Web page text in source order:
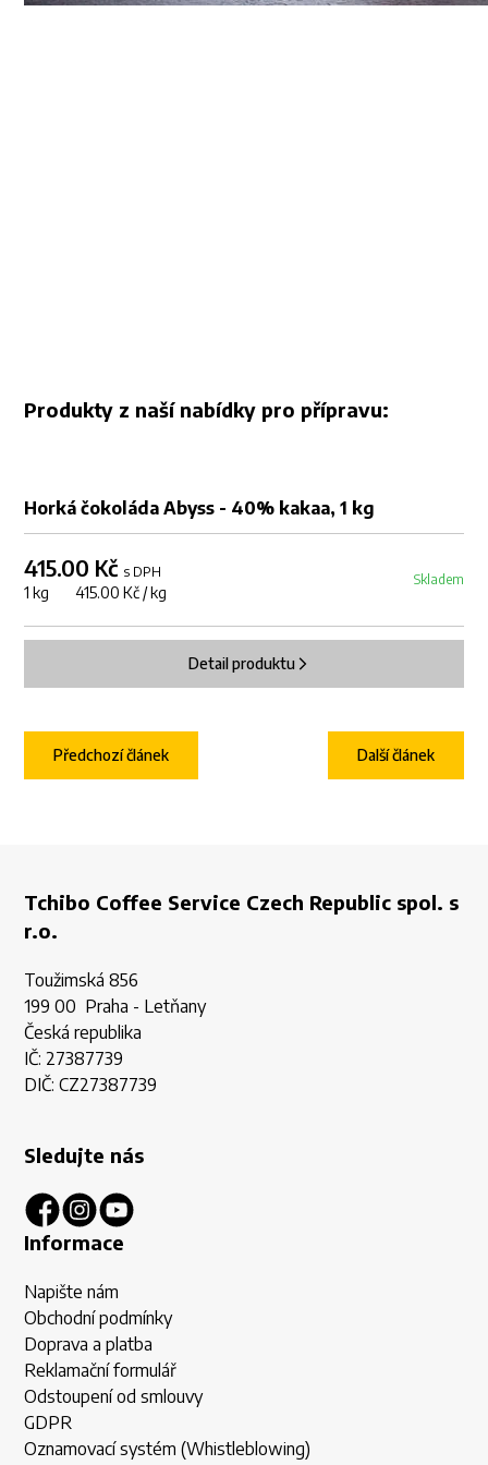
Produkty z naší nabídky pro přípravu:
Horká čokoláda Abyss - 40% kakaa, 1 kg
415.00 Kč s DPH
1 kg 415.00 Kč / kg
Skladem
Detail produktu
Další článek
Předchozí článek
Tchibo Coffee Service Czech Republic spol. s
r.o.
Toužimská 856
199 00 Praha - Letňany
Česká republika
IČ: 27387739
DIČ: CZ27387739
Sledujte nás
Informace
Napište nám
Obchodní podmínky
Doprava a platba
Reklamační formulář
Odstoupení od smlouvy
GDPR
Oznamovací systém (Whistleblowing)